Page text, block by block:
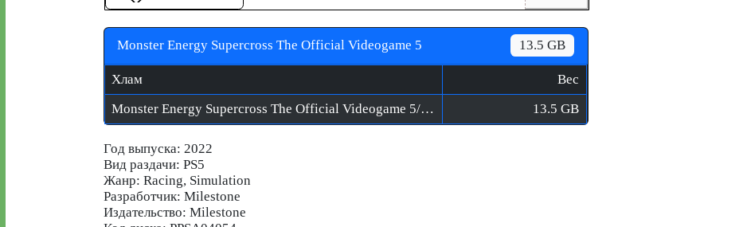
Monster Energy Supercross The Official Videogame 5 13.5 GB
Хлам
Вес
Monster Energy Supercross The Official Videogame 5/Monster Energy Supercross 5 PS5 Dump v1.005.rar
13.5 GB
Год выпуска: 2022
Вид раздачи: PS5
Жанр: Racing, Simulation
Разработчик: Milestone
Издательство: Milestone